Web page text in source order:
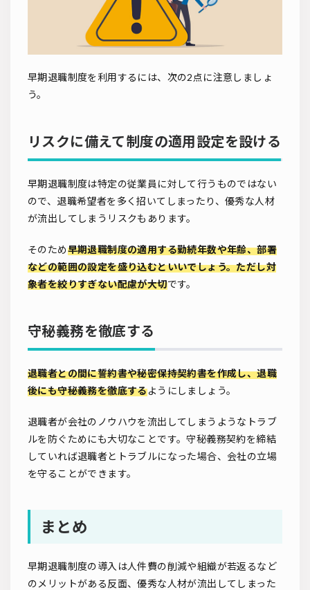
早期退職制度を利用するには、次の2点に注意しましょ
う。
リスクに備えて制度の適用設定を設ける
早期退職制度は特定の従業員に対して行うものではない
ので、退職希望者を多く招いてしまったり、優秀な人材
が流出してしまうリスクもあります。
そのため早期退職制度の適用する勤続年数や年齢、部署
などの範囲の設定を盛り込むといいでしょう。ただし対
象者を絞りすぎない配慮が大切です。
守秘義務を徹底する
退職者との間に誓約書や秘密保持契約書を作成し、退職
後にも守秘義務を徹底するようにしましょう。
退職者が会社のノウハウを流出してしまうようなトラブ
ルを防ぐためにも大切なことです。守秘義務契約を締結
していれば退職者とトラブルになった場合、会社の立場
を守ることができます。
まとめ
早期退職制度の導入は人件費の削減や組織が若返るなど
のメリットがある反面、優秀な人材が流出してしまった